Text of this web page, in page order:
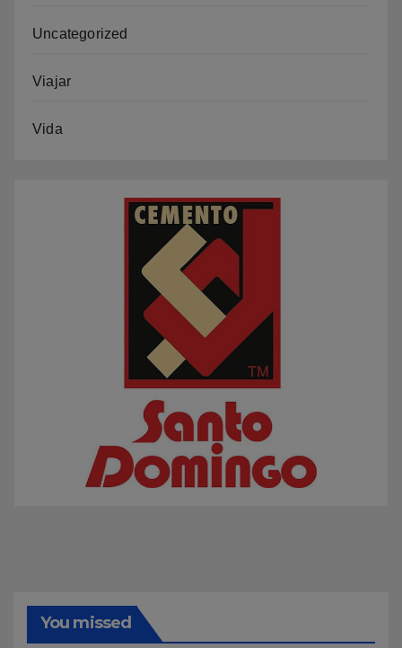
Uncategorized
Viajar
Vida
You missed